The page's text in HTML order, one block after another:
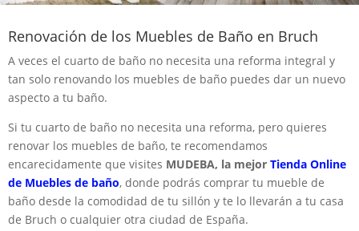
Renovación de los Muebles de Baño en Bruch
A veces el cuarto de baño no necesita una reforma integral y
tan solo renovando los muebles de baño puedes dar un nuevo
aspecto a tu baño.
Si tu cuarto de baño no necesita una reforma, pero quieres
renovar los muebles de baño, te recomendamos
encarecidamente que visites MUDEBA, la mejor Tienda Online
de Muebles de baño, donde podrás comprar tu mueble de
baño desde la comodidad de tu sillón y te lo llevarán a tu casa
de Bruch o cualquier otra ciudad de España.